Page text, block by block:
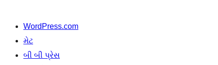
WordPress.com
મેટ
બી બી પ્રેસ